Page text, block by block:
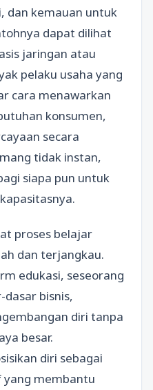
dan kemauan untuk
dapat dilihat
jaringan atau
pelaku usaha yang
cara menawarkan
konsumen,
secara
tidak instan,
siapa pun untuk
proses belajar
dan terjangkau.
edukasi, seseorang
bisnis,
diri tanpa
besar.
diri sebagai
membantu